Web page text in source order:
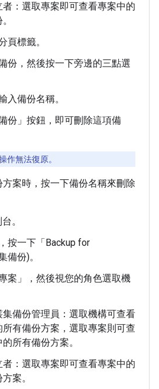
者：選取專案即可查看專案中的
頁標籤。
份，然後按一下旁邊的三點選
入備份名稱。
份」 按鈕，即可刪除這項備
作無法復原。
案時，按一下備份名稱來刪除
。
按一下「Backup for
備份)。
案」
，然後視您的角色選取機
集備份管理員：選取機構可查看
所有備份方案，選取專案則可查
所有備份方案。
者：選取專案即可查看專案中的
案。